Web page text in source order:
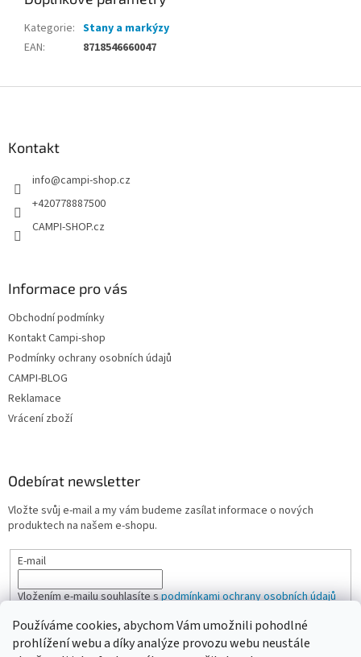
Používáme cookies, abychom Vám umožnili pohodlné
prohlížení webu a díky analýze provozu webu neustále
Kategorie: Stany a markýzy
EAN: 8718546660047
Kontakt
info@campi-shop.cz
+420778887500
CAMPI-SHOP.cz
Informace pro vás
Obchodní podmínky
Kontakt Campi-shop
Podmínky ochrany osobních údajů
CAMPI-BLOG
Reklamace
Vrácení zboží
Odebírat newsletter
Vložte svůj e-mail a my vám budeme zasílat informace o nových
produktech na našem e-shopu.
E-mail
Vložením e-mailu souhlasíte spodmínkami ochrany osobních údajů
PŘIHLÁSIT SE